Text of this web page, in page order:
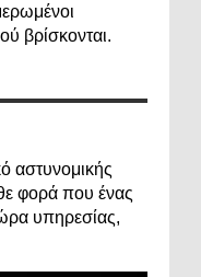
βρίσκονται.
αστυνομικής
φορά που ένας
ώρα υπηρεσίας,